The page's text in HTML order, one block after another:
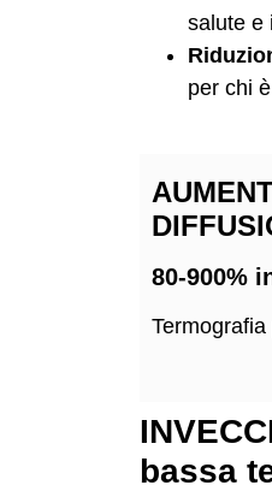
salute e
per chi
80-900%
bassa